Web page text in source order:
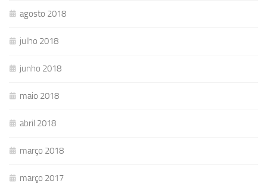
agosto 2018
julho 2018
junho 2018
maio 2018
abril 2018
março 2018
março 2017